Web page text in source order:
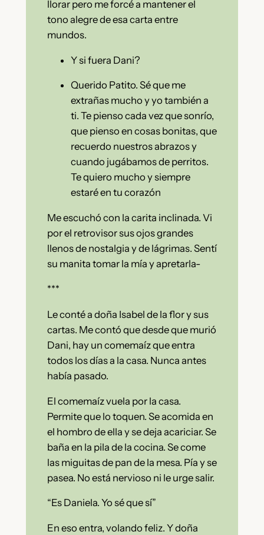
llorar pero me forcé a mantener el
tono alegre de esa carta entre
mundos.
Y si fuera Dani?
Querido Patito. Sé que me
extrañas mucho y yo también a
ti. Te pienso cada vez que sonrío,
que pienso en cosas bonitas, que
recuerdo nuestros abrazos y
cuando jugábamos de perritos.
Te quiero mucho y siempre
estaré en tu corazón
Me escuchó con la carita inclinada. Vi
por el retrovisor sus ojos grandes
llenos de nostalgia y de lágrimas. Sentí
su manita tomar la mía y apretarla-
***
Le conté a doña Isabel de la flor y sus
cartas. Me contó que desde que murió
Dani, hay un comemaíz que entra
todos los días a la casa. Nunca antes
había pasado.
El comemaíz vuela por la casa.
Permite que lo toquen. Se acomida en
el hombro de ella y se deja acariciar. Se
baña en la pila de la cocina. Se come
las miguitas de pan de la mesa. Pía y se
pasea. No está nervioso ni le urge salir.
“Es Daniela. Yo sé que sí”
En eso entra, volando feliz. Y doña